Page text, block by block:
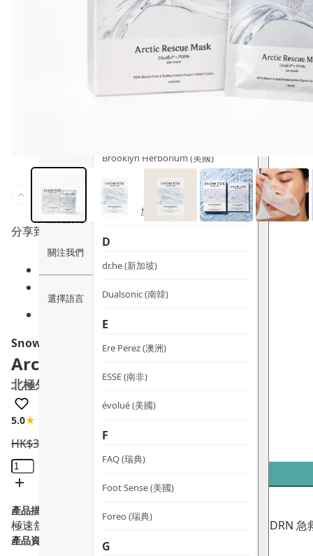
購物說明
關注我們
選擇語言
B
BerryEn (德國)
Blossom (英國)
Bondi Wash (澳洲)
Brooklyn Herborium (美國)
C
CERM (新加坡)
D
dr.he (新加坡)
Dualsonic (南韓)
E
Ere Perez (澳洲)
ESSE (南非)
évolué (美國)
F
FAQ (瑞典)
Foot Sense (美國)
Foreo (瑞典)
G
分享到
Snow Fox
Arctic Rescue Mask
北極外泌PDRN急救面膜
5.0★★★★★
HK$350.0
315.0
Arctic
Rescue
北
極
外
產品描述：
極速舒緩，肌底重啟細胞修復力！新登場 北極外泌 PDRN
產品資料：